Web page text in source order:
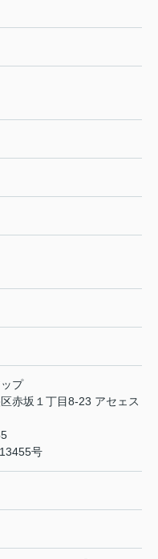
プ
赤坂１丁目8-23 アセェス
号